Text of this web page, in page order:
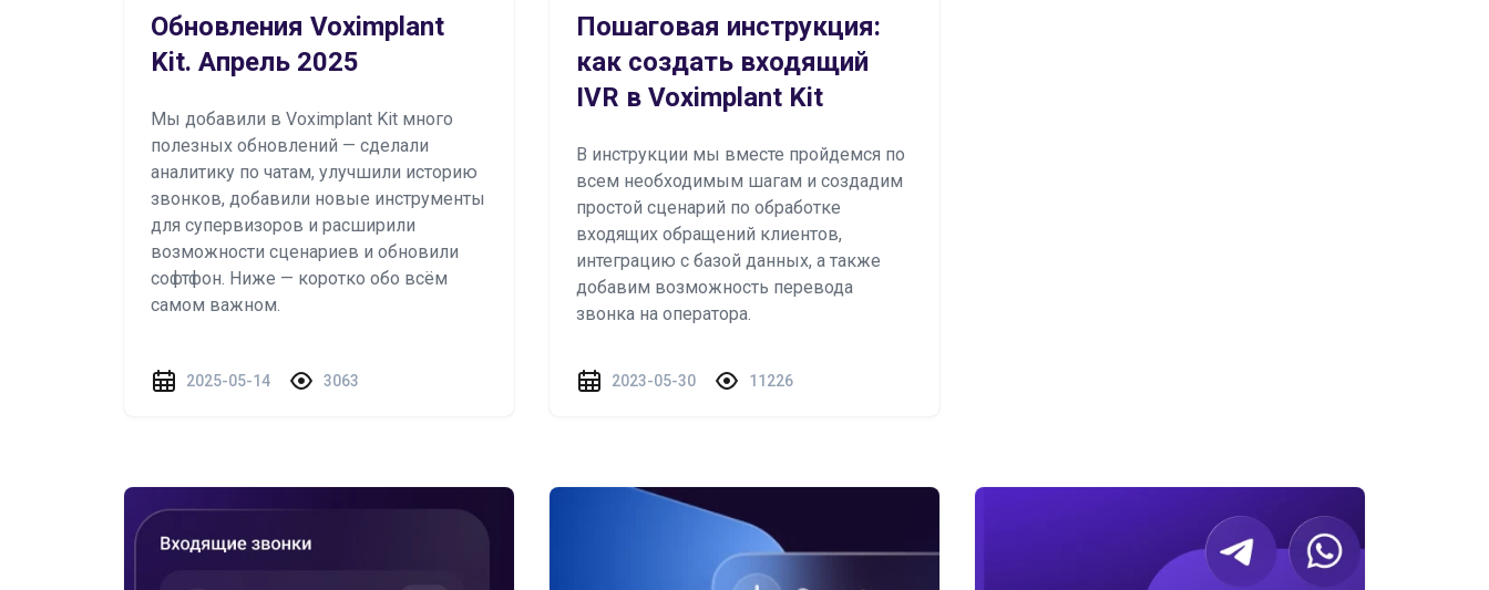
Обновления Voximplant
Kit. Апрель 2025
Мы добавили в Voximplant Kit много
полезных обновлений — сделали
аналитику по чатам, улучшили историю
звонков, добавили новые инструменты
для супервизоров и расширили
возможности сценариев и обновили
софтфон. Ниже — коротко обо всём
самом важном.
2025-05-14 3063
Пошаговая инструкция:
как создать входящий
IVR в Voximplant Kit
В инструкции мы вместе пройдемся по
всем необходимым шагам и создадим
простой сценарий по обработке
входящих обращений клиентов,
интеграцию с базой данных, а также
добавим возможность перевода
звонка на оператора.
2023-05-30 11226